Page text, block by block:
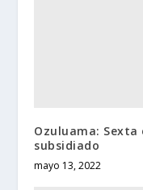
Ozuluama:
subsidiado
mayo 13, 2022